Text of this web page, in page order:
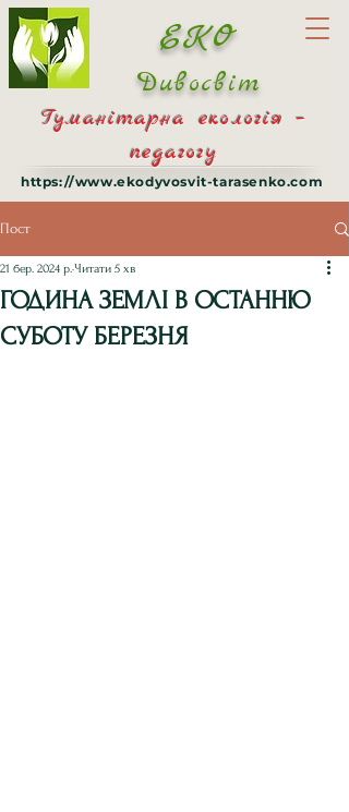
ЕКО
Дивосвіт
https://www.ekodyvosvit-tarasenko.com
Гуманітарна екологія –
педагогу
Пост
ГОДИНА ЗЕМЛІ В ОСТАННЮ
СУБОТУ БЕРЕЗНЯ
21 бер. 2024 р.Читати 5 хв